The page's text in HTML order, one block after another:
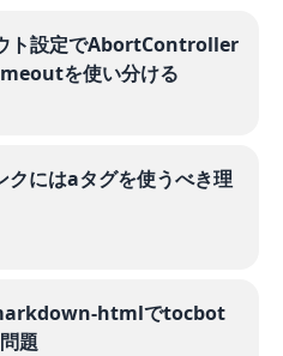
ト設定でAbortController
を使い分ける
にはaタグを使うべき理
htmlでtocbot
題